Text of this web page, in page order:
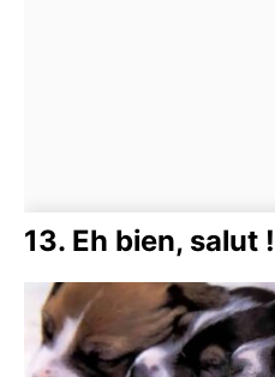
13. Eh bien, salut !